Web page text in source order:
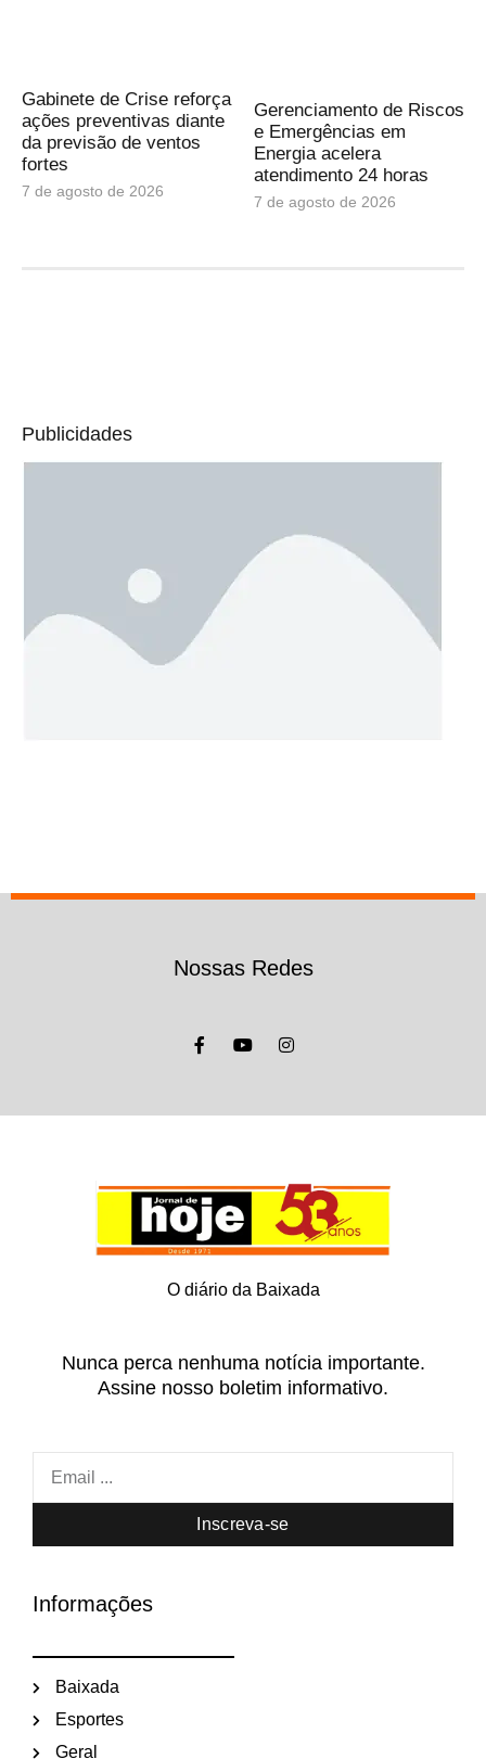
Gabinete de Crise reforça
ações preventivas diante
da previsão de ventos
fortes
7 de agosto de 2026
Gerenciamento de Riscos
e Emergências em
Energia acelera
atendimento 24 horas
7 de agosto de 2026
Publicidades
Nossas Redes
O diário da Baixada
Nunca perca nenhuma notícia importante.
Assine nosso boletim informativo.
Inscreva-se
Informações
Baixada
Esportes
Geral